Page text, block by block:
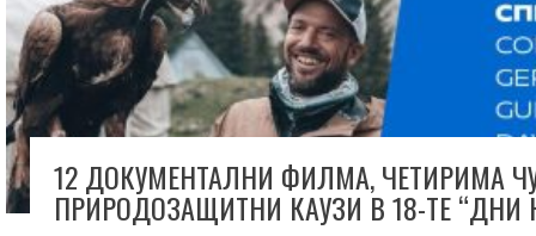
12 ДОКУМЕНТАЛНИ ФИЛМА, ЧЕТИРИМА
ПРИРОДОЗАЩИТНИ КАУЗИ В 18-ТЕ